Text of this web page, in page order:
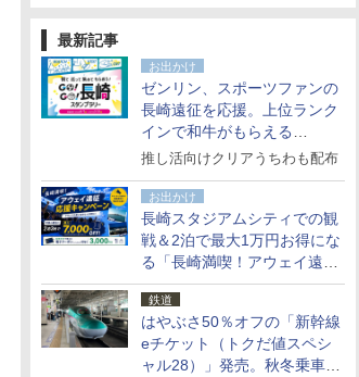
最新記事
お出かけ
ゼンリン、スポーツファンの
長崎遠征を応援。上位ランク
インで和牛がもらえる
「GO！GO！長崎スタンプラ
推し活向けクリアうちわも配布
お出かけ
長崎スタジアムシティでの観
戦＆2泊で最大1万円お得にな
る「長崎満喫！アウェイ遠征
応援キャンペーン」
鉄道
はやぶさ50％オフの「新幹線
eチケット（トクだ値スペシ
ャル28）」発売。秋冬乗車